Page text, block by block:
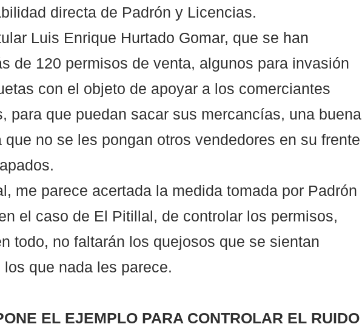
directa de Padrón y Licencias.
Luis Enrique Hurtado Gomar, que se han
de 120 permisos de venta, algunos para invasión
con el objeto de apoyar a los comerciantes
para que puedan sacar sus mercancías, una buena
que no se les pongan otros vendedores en su frente
me parece acertada la medida tomada por Padrón
el caso de El Pitillal, de controlar los permisos,
todo, no faltarán los quejosos que se sientan
que nada les parece.
EL EJEMPLO PARA CONTROLAR EL RUIDO